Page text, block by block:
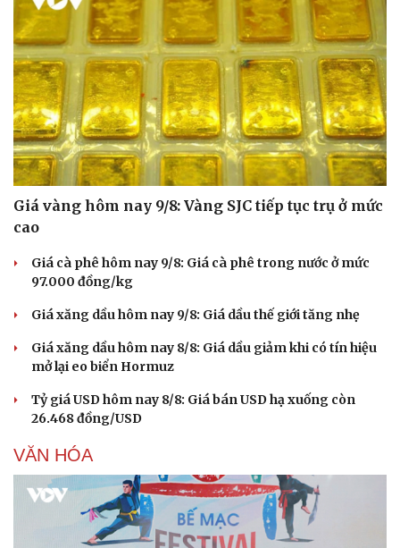
Giá vàng hôm nay 9/8: Vàng SJC tiếp tục trụ ở mức
cao
Giá cà phê hôm nay 9/8: Giá cà phê trong nước ở mức
97.000 đồng/kg
Giá xăng dầu hôm nay 9/8: Giá dầu thế giới tăng nhẹ
Giá xăng dầu hôm nay 8/8: Giá dầu giảm khi có tín hiệu
mở lại eo biển Hormuz
Tỷ giá USD hôm nay 8/8: Giá bán USD hạ xuống còn
26.468 đồng/USD
VĂN HÓA